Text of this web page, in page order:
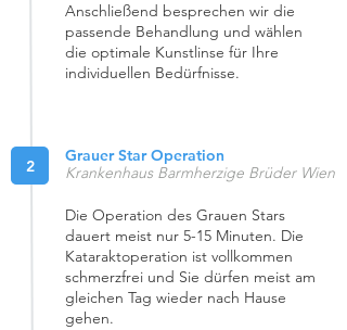
Anschließend besprechen wir die
passende Behandlung und wählen
die optimale Kunstlinse für Ihre
individuellen Bedürfnisse.
2
Die Operation des Grauen Stars
dauert meist nur 5-15 Minuten. Die
Kataraktoperation ist vollkommen
schmerzfrei und Sie dürfen meist am
gleichen Tag wieder nach Hause
gehen.
Grauer Star Operation
Krankenhaus Barmherzige Brüder Wien